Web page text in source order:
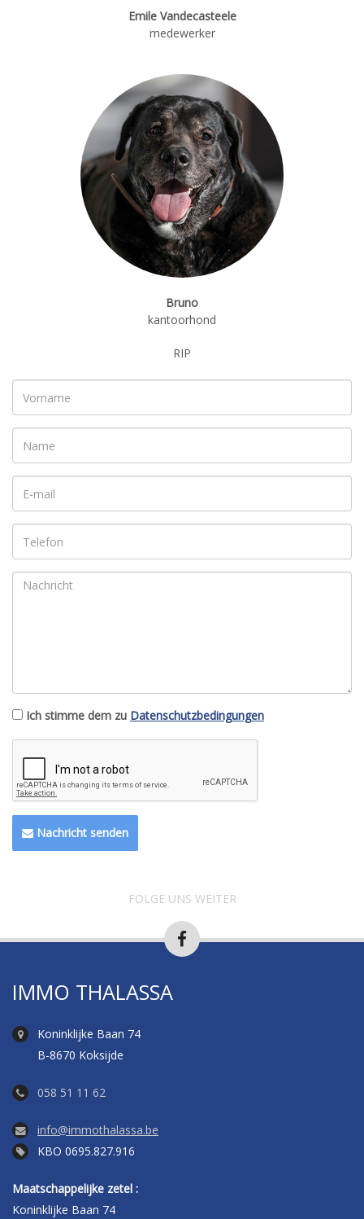
Emile Vandecasteele
medewerker
Bruno
kantoorhond
RIP
Ich stimme dem zu Datenschutzbedingungen
Nachricht senden
FOLGE UNS WEITER
IMMO THALASSA
Koninklijke Baan 74
B-8670 Koksijde
058 51 11 62
info@immothalassa.be
KBO 0695.827.916
Maatschappelijke zetel :
Koninklijke Baan 74